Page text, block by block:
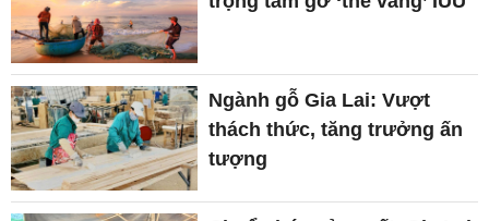
Ngành gỗ Gia Lai: Vượt
thách thức, tăng trưởng ấn
tượng